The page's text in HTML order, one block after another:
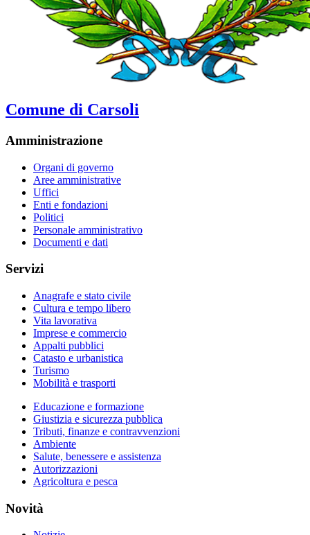
Comune di Carsoli
Amministrazione
Organi di governo
Aree amministrative
Uffici
Enti e fondazioni
Politici
Personale amministrativo
Documenti e dati
Servizi
Anagrafe e stato civile
Cultura e tempo libero
Vita lavorativa
Imprese e commercio
Appalti pubblici
Catasto e urbanistica
Turismo
Mobilità e trasporti
Educazione e formazione
Giustizia e sicurezza pubblica
Tributi, finanze e contravvenzioni
Ambiente
Salute, benessere e assistenza
Autorizzazioni
Agricoltura e pesca
Novità